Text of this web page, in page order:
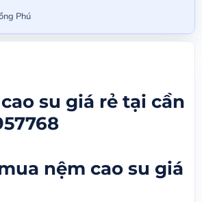
Phú
su giá rẻ tại cần
nệm cao su giá